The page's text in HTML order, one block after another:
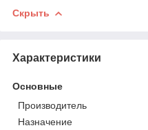
Скрыть
Характеристики
Основные
Производитель
Назначение